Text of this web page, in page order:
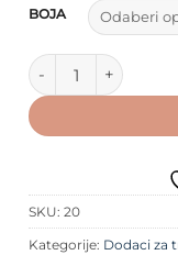
BOJA
LastObject eko
SKU: 20
Kategorije: Dodaci za